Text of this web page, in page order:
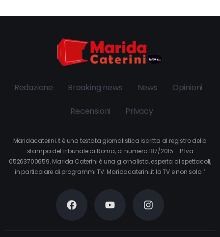
Redazione Breaking news News Opinioni
Recensioni Privacy
Maridacaterini.it è una testata giornalistica iscritta al registro della
stampa del tribunale di Roma, al numero 187/2015 – P.Iva
05263700659. Marida Caterini è una giornalista, esperta di spettacoli,
in particolare di programmi TV. Maridacaterini.it la TV e non solo…’